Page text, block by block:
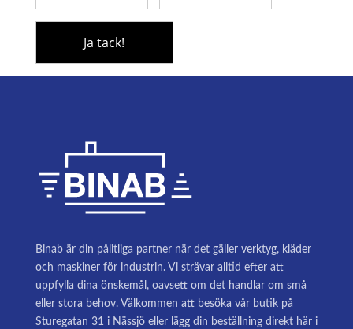
Binab är din pålitliga partner när det gäller verktyg, kläder
och maskiner för industrin. Vi strävar alltid efter att
uppfylla dina önskemål, oavsett om det handlar om små
eller stora behov. Välkommen att besöka vår butik på
Sturegatan 31 i Nässjö eller lägg din beställning direkt här i